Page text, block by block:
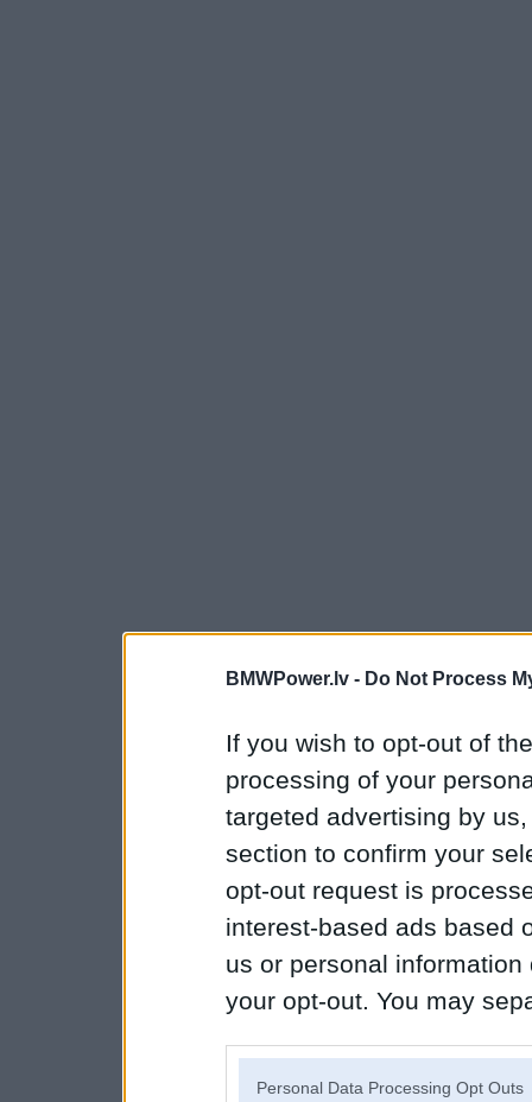
BMWPower.lv - Do Not Process
If you wish to opt-out of
processing of your
targeted advertising by
section to confirm your
opt-out request is
interest-based ads based
us or personal
your opt-out. You may
Personal Data Processing Opt Outs